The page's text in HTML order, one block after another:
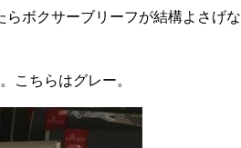
ボクサーブリーフが結構よさげな
こちらはグレー。